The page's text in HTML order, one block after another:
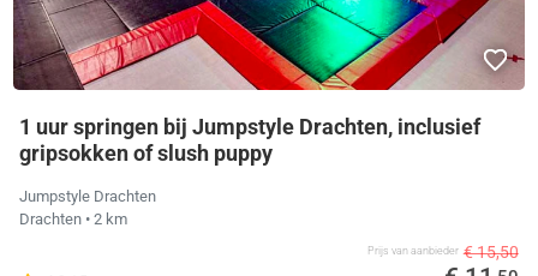
1 uur springen bij Jumpstyle Drachten, inclusief
gripsokken of slush puppy
Jumpstyle Drachten
Drachten • 2 km
Prijs van aanbieder € 15,50